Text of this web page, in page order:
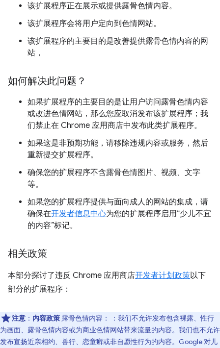
该扩展程序正在展示或提供露骨色情内容。
该扩展程序会将用户定向到色情网站。
该扩展程序的主要目的是改善提供露骨色情内容的网
站，
如何解决此问题？
如果扩展程序的主要目的是让用户访问露骨色情内容
或改进色情网站，那么您应取消发布该扩展程序；我
们禁止在 Chrome 应用商店中发布此类扩展程序。
如果这是非预期功能，请移除违规内容或服务，然后
重新提交扩展程序。
确保您的扩展程序不含露骨色情图片、视频、文字
等。
如果您的扩展程序提供与面向成人的网站的集成，请
确保在开发者信息中心为您的扩展程序启用“少儿不宜
的内容”标记。
相关政策
本部分探讨了违反 Chrome 应用商店开发者计划政策以下
部分的扩展程序：
注意 ： 内容政策 露骨色情内容： ：我们不允许发布包含裸露、性行
为画面、露骨色情内容或为商业色情网站带来流量的内容。我们也不允许
发布宣扬近亲相约、兽行、恋童癖或非自愿性行为的内容。Google 对儿